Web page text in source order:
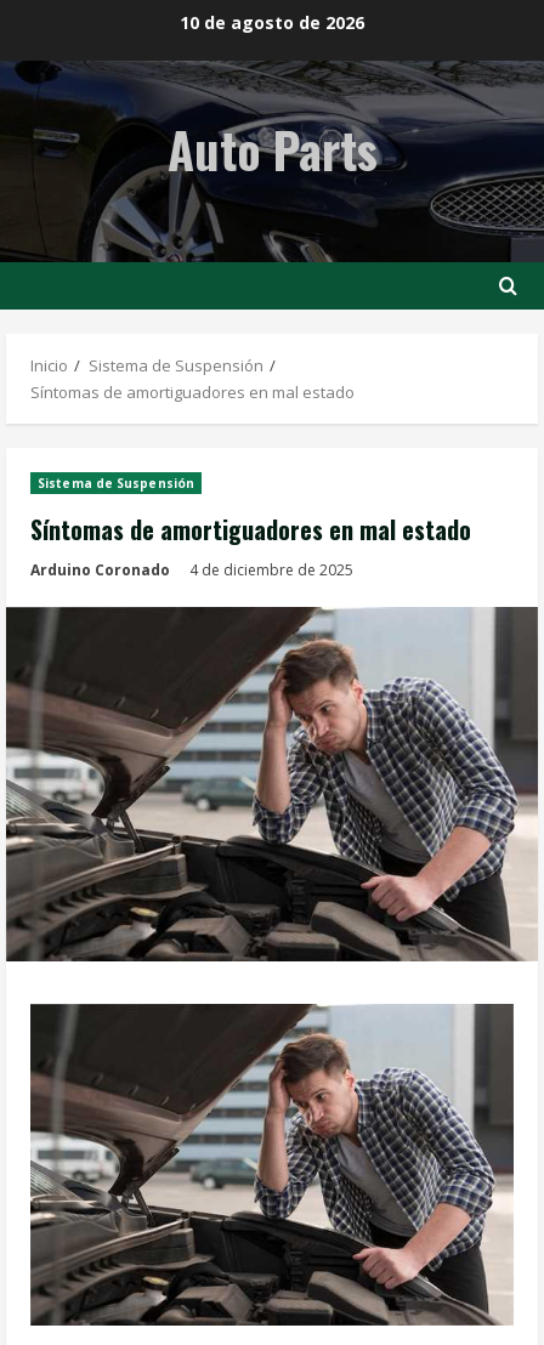
contenido
10 de agosto de 2026
Auto Parts
Inicio
Sistema de Suspensión
Síntomas de amortiguadores en mal estado
Sistema de Suspensión
Síntomas de amortiguadores en mal estado
Arduino Coronado 4 de diciembre de 2025